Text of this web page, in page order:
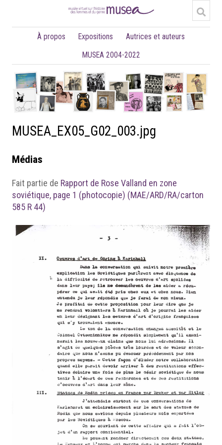
À propos Expositions
Autrices et auteurs
MUSEA 2004-2022
MUSEA_EX05_G02_003.jpg
Médias
Fait partie de Rapport de Rose Valland en zone
soviétique, page 1 (photocopie) (MAE/ARD/RA/carton
585 R 44)